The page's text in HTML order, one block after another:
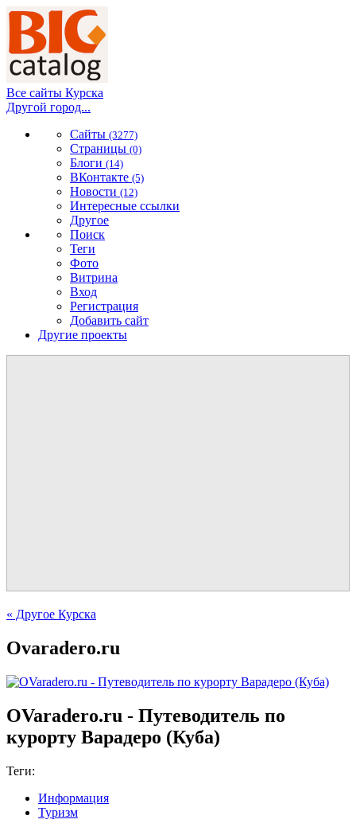
Все сайты Курска
Другой город...
Сайты (3277)
Страницы (0)
Блоги (14)
ВКонтакте (5)
Новости (12)
Интересные ссылки
Другое
Поиск
Теги
Фото
Витрина
Вход
Регистрация
Добавить сайт
Другие проекты
« Другое Курска
Ovaradero.ru
OVaradero.ru - Путеводитель по
курорту Варадеро (Куба)
Теги:
Информация
Туризм